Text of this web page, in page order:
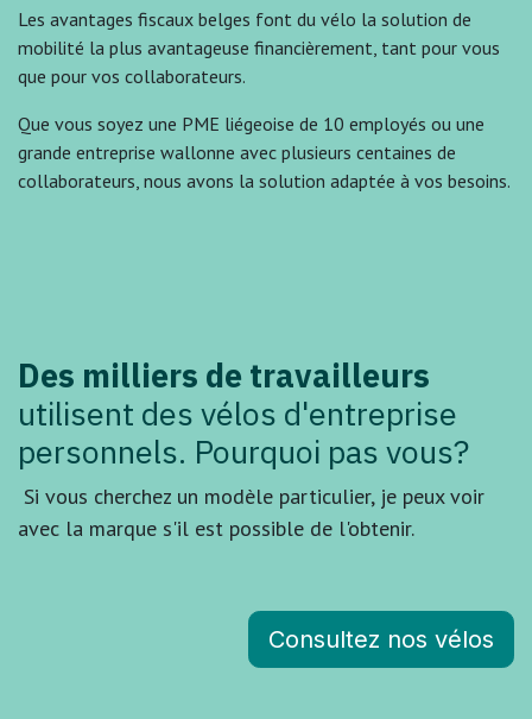
Les avantages fiscaux belges font du vélo la solution de
mobilité la plus avantageuse financièrement, tant pour vous
que pour vos collaborateurs.
Que vous soyez une PME liégeoise de 10 employés ou une
grande entreprise wallonne avec plusieurs centaines de
collaborateurs, nous avons la solution adaptée à vos besoins.
Des milliers de travailleurs
utilisent des vélos d'entreprise
personnels. Pourquoi pas vous?
Si vous cherchez un modèle particulier, je peux voir
avec la marque s'il est possible de l'obtenir.
Consultez nos vélos